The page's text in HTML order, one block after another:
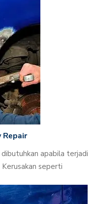
Repair
apabila terjadi
seperti